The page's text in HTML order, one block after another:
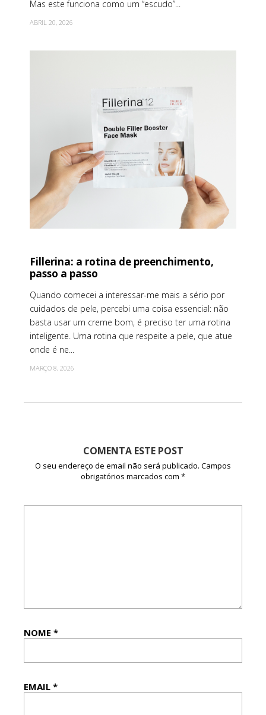
Mas este funciona como um “escudo”...
ABRIL 20, 2026
Fillerina: a rotina de preenchimento,
passo a passo
Quando comecei a interessar-me mais a sério por
cuidados de pele, percebi uma coisa essencial: não
basta usar um creme bom, é preciso ter uma rotina
inteligente. Uma rotina que respeite a pele, que atue
onde é ne...
MARÇO 8, 2026
COMENTA ESTE POST
O seu endereço de email não será publicado. Campos
obrigatórios marcados com *
NOME *
EMAIL *